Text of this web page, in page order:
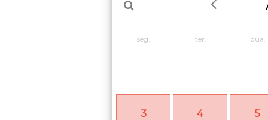
seg. ter. qua.
3 4 5